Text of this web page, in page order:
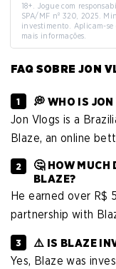
18+. Jogue com
SPA/MF nº 320, 2025.
investimento. Aplicam-se
mais informações.
FAQ SOBRE JON
💭 WHO IS JON
Jon Vlogs is a
Blaze, an online
🤔 HOW MUCH
BLAZE?
He earned over R$
partnership with
⚠️ IS BLAZE
Yes, Blaze was